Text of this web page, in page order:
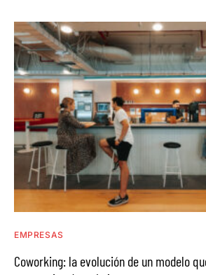
EMPRESAS
Coworking: la evolución de un modelo